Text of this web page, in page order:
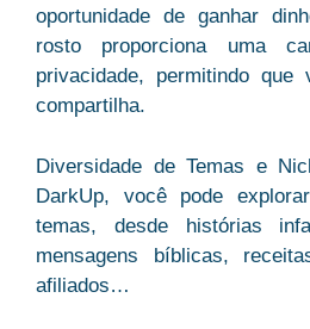
oportunidade de ganhar
rosto proporciona uma
privacidade, permitindo
compartilha.
Diversidade de Temas e
DarkUp, você pode
temas, desde histórias
mensagens bíblicas,
afiliados…